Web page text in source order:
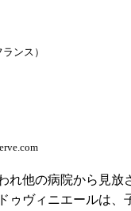
ンス）
他の病院から見
ヴィニエールは